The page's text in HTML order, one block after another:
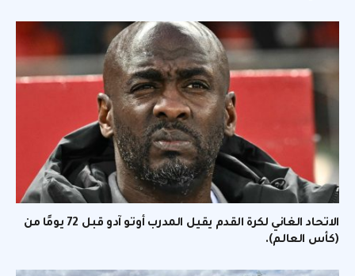
الاتحاد الغاني لكرة القدم يقيل المدرب أوتو آدو قبل 72 يومًا من
(كأس العالم).